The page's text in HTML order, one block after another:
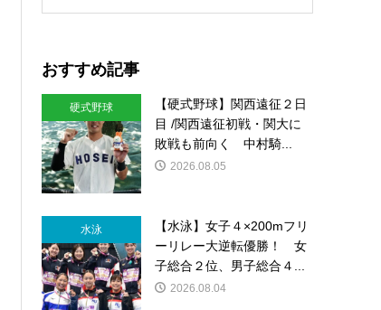
おすすめ記事
硬式野球
【硬式野球】関西遠征２日
目 /関西遠征初戦・関大に
敗戦も前向く 中村騎...
2026.08.05
水泳
【水泳】女子４×200mフリ
ーリレー大逆転優勝！ 女
子総合２位、男子総合４...
2026.08.04